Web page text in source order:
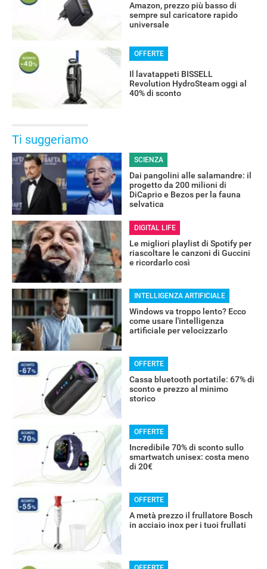
RECENSIONI
Amazon, prezzo più basso di
sempre sul caricatore rapido
universale
OFFERTE
Il lavatappeti BISSELL
Revolution HydroSteam oggi al
40% di sconto
Ti suggeriamo
SCIENZA
Dai pangolini alle salamandre: il
progetto da 200 milioni di
DiCaprio e Bezos per la fauna
selvatica
DIGITAL LIFE
Le migliori playlist di Spotify per
riascoltare le canzoni di Guccini
e ricordarlo così
INTELLIGENZA ARTIFICIALE
Windows va troppo lento? Ecco
come usare l'intelligenza
artificiale per velocizzarlo
OFFERTE
Cassa bluetooth portatile: 67% di
sconto e prezzo al minimo
storico
OFFERTE
Incredibile 70% di sconto sullo
smartwatch unisex: costa meno
di 20€
OFFERTE
A metà prezzo il frullatore Bosch
in acciaio inox per i tuoi frullati